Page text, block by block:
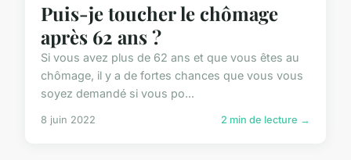
Puis-je toucher le chômage
après 62 ans ?
Si vous avez plus de 62 ans et que vous êtes au
chômage, il y a de fortes chances que vous vous
soyez demandé si vous po...
8 juin 2022 2 min de lecture →